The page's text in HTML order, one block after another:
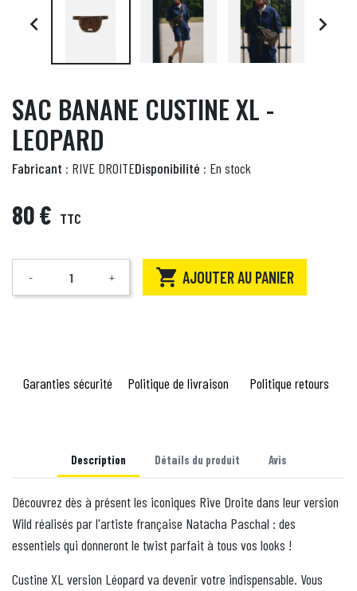
 
SAC BANANE CUSTINE XL -
LEOPARD
Fabricant : RIVE DROITEDisponibilité : En stock
80 € TTC
Quantité
- +  AJOUTER AU PANIER
Garanties sécurité Politique de livraison Politique retours
Description Détails du produit Avis
Découvrez dès à présent les iconiques Rive Droite dans leur version
Wild réalisés par l'artiste française Natacha Paschal : des
essentiels qui donneront le twist parfait à tous vos looks !
Custine XL version Léopard va devenir votre indispensable. Vous